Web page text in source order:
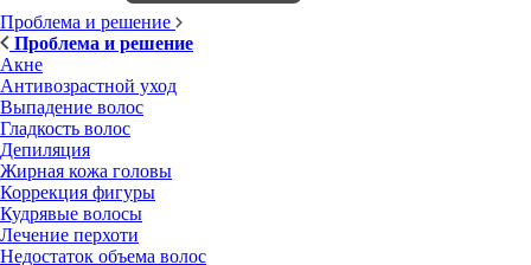
Проблема и решение
Проблема и решение
Акне
Антивозрастной уход
Выпадение волос
Гладкость волос
Депиляция
Жирная кожа головы
Коррекция фигуры
Кудрявые волосы
Лечение перхоти
Недостаток объема волос